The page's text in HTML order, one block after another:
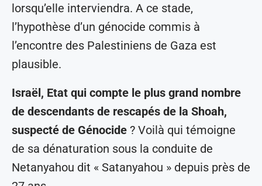
lorsqu’elle interviendra. A ce stade,
l’hypothèse d’un génocide commis à
l’encontre des Palestiniens de Gaza est
plausible.
Israël, Etat qui compte le plus grand nombre
de descendants de rescapés de la Shoah,
suspecté de Génocide ? Voilà qui témoigne
de sa dénaturation sous la conduite de
Netanyahou dit « Satanyahou » depuis près de